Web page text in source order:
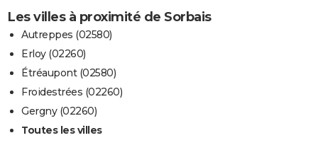
Les villes à proximité de Sorbais
Autreppes (02580)
Erloy (02260)
Étréaupont (02580)
Froidestrées (02260)
Gergny (02260)
Toutes les villes